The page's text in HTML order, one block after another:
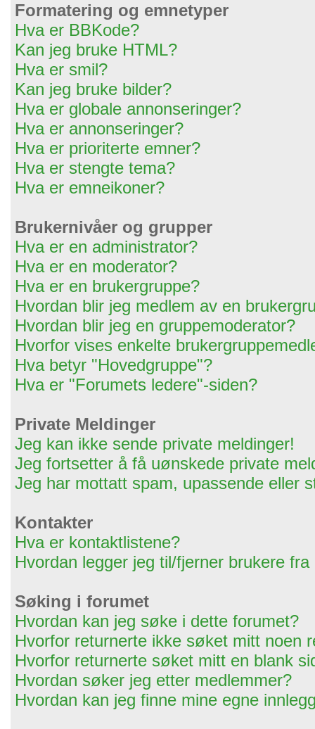
Formatering og emnetyper
Hva er BBKode?
Kan jeg bruke HTML?
Hva er smil?
Kan jeg bruke bilder?
Hva er globale annonseringer?
Hva er annonseringer?
Hva er prioriterte emner?
Hva er stengte tema?
Hva er emneikoner?
Brukernivåer og grupper
Hva er en administrator?
Hva er en moderator?
Hva er en brukergruppe?
Hvordan blir jeg medlem av en
Hvordan blir jeg en gruppemoderator?
Hvorfor vises enkelte
Hva betyr "Hovedgruppe"?
Hva er "Forumets ledere"-siden?
Private Meldinger
Jeg kan ikke sende private meldinger!
Jeg fortsetter å få uønskede private
Jeg har mottatt spam, upassende eller
Kontakter
Hva er kontaktlistene?
Hvordan legger jeg til/fjerner brukere
Søking i forumet
Hvordan kan jeg søke i dette forumet?
Hvorfor returnerte ikke søket mitt noen
Hvorfor returnerte søket mitt en blank
Hvordan søker jeg etter medlemmer?
Hvordan kan jeg finne mine egne